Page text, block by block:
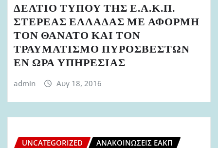
ΔΕΛΤΙΟ ΤΥΠΟΥ ΤΗΣ Ε.Α.Κ.Π.
ΣΤΕΡΕΑΣ ΕΛΛΑΔΑΣ ΜΕ ΑΦΟΡΜΗ
ΤΟΝ ΘΑΝΑΤΟ ΚΑΙ ΤΟΝ
ΤΡΑΥΜΑΤΙΣΜΟ ΠΥΡΟΣΒΕΣΤΩΝ
ΕΝ ΩΡΑ ΥΠΗΡΕΣΙΑΣ
admin Αυγ 18, 2016
UNCATEGORIZED ΑΝΑΚΟΙΝΏΣΕΙΣ ΕΑΚΠ